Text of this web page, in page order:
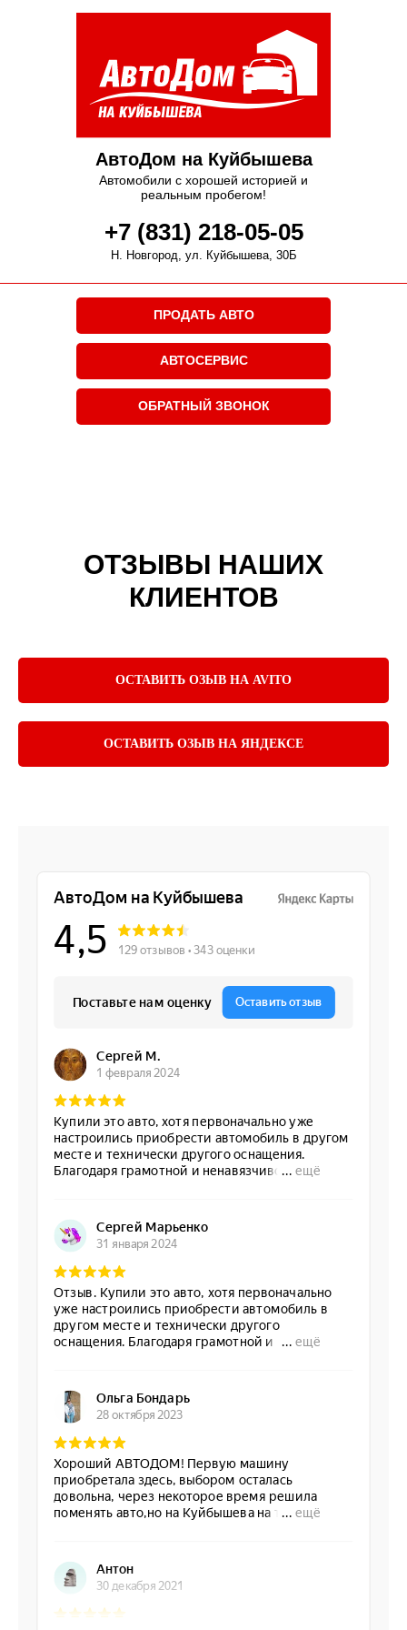
Н. Новгород, ул. Куйбышева, 30Б
ОБРАТНЫЙ ЗВОНОК
АвтоДом на Куйбышева
Автомобили с хорошей историей и
реальным пробегом!
ПРОДАТЬ АВТО
АВТОСЕРВИС
+7 (831) 218-05-05
ОТЗЫВЫ НАШИХ
КЛИЕНТОВ
ОСТАВИТЬ ОЗЫВ НА AVITO
ОСТАВИТЬ ОЗЫВ НА ЯНДЕКСЕ